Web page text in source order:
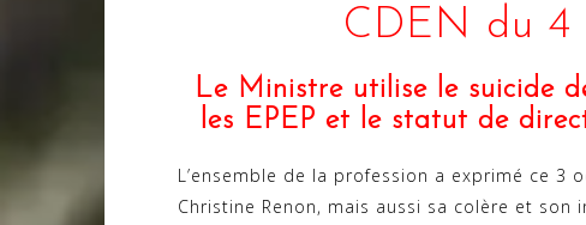
CDEN du 4
Le Ministre utilise le suicide
les EPEP et le statut de
L’ensemble de la profession a exprimé ce
Christine Renon, mais aussi sa colère et son